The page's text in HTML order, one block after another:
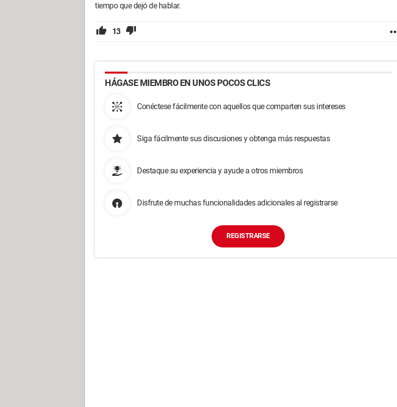
tiempo que dejó de hablar.
13
HÁGASE MIEMBRO EN UNOS POCOS CLICS
Conéctese fácilmente con aquellos que comparten sus intereses
Siga fácilmente sus discusiones y obtenga más respuestas
Destaque su experiencia y ayude a otros miembros
Disfrute de muchas funcionalidades adicionales al registrarse
REGISTRARSE